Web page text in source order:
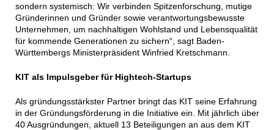
sondern systemisch: Wir verbinden Spitzenforschung, mutige
Gründerinnen und Gründer sowie verantwortungsbewusste
Unternehmen, um nachhaltigen Wohlstand und Lebensqualität
für kommende Generationen zu sichern“, sagt Baden-
Württembergs Ministerpräsident Winfried Kretschmann.
KIT als Impulsgeber für Hightech-Startups
Als gründungsstärkster Partner bringt das KIT seine Erfahrung
in der Gründungsförderung in die Initiative ein. Mit jährlich über
40 Ausgründungen, aktuell 13 Beteiligungen an aus dem KIT